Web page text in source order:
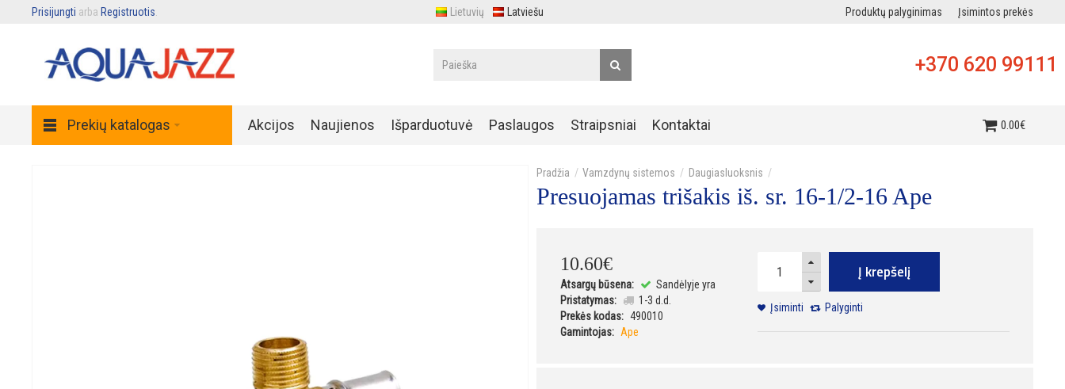
Prisijungti arba Registruotis Lietuvių Latviešu Produktų palyginimas Įsimintos prekės
+370 620 99111
Prekių katalogas Akcijos Naujienos Išparduotuvė Paslaugos Straipsniai Kontaktai 0.00€
Vamzdynų sistemos Daugiasluoksnis
Presuojamas trišakis iš. sr. 16-1/2-16 Ape
10.60€
Atsargų būsena:
Sandėlyje yra
Pristatymas:
1-3 d.d.
Prekės kodas: 490010
Gamintojas: Ape
Į krepšelį
Įsiminti Palyginti